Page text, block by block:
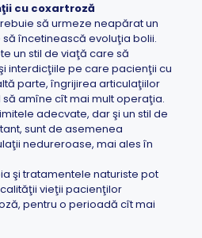
cu coxartroză
să urmeze neapărat un
încetinească evoluţia bolii.
un stil de viaţă care să
interdicţiile pe care pacienţii cu
parte, îngrijirea articulaţiilor
amîne cît mai mult operaţia.
adecvate, dar şi un stil de
sunt de asemenea
nedureroase, mai ales în
şi tratamentele naturiste pot
vieţii pacienţilor
pentru o perioadă cît mai